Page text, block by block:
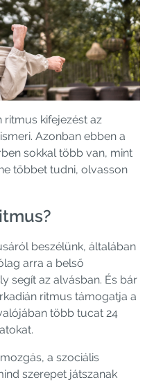
kifejezést az
Azonban ebben a
sokkal több van, mint
többet tudni, olvasson
beszélünk, általában
arra a belső
segít az alvásban. És bár
ritmus támogatja a
több tucat 24
a szociális
szerepet játszanak